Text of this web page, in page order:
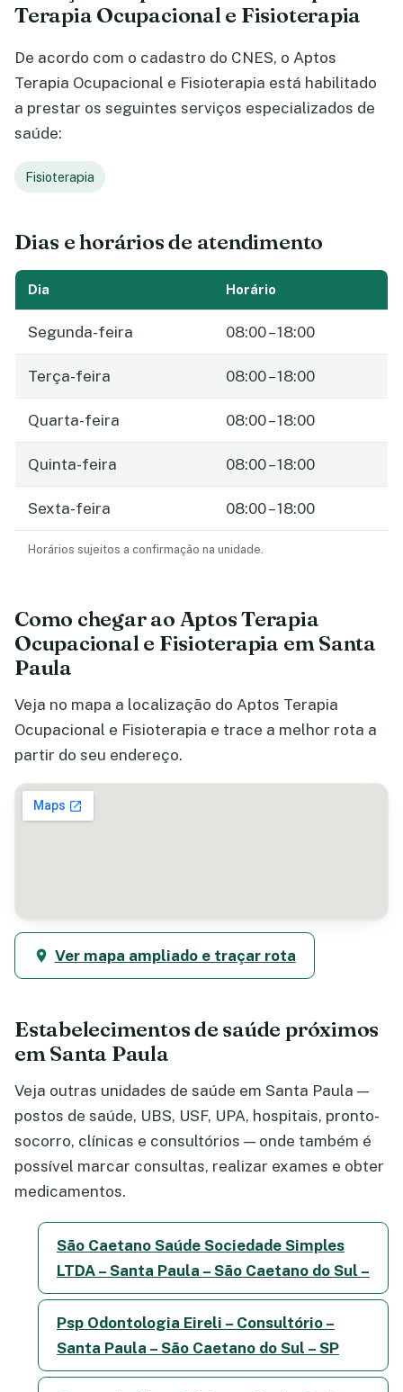
Terapia Ocupacional e Fisioterapia
De acordo com o cadastro do CNES, o Aptos
Terapia Ocupacional e Fisioterapia está habilitado
a prestar os seguintes serviços especializados de
saúde:
Fisioterapia
Dias e horários de atendimento
Dia Horário
Segunda-feira 08:00 – 18:00
Terça-feira 08:00 – 18:00
Quarta-feira 08:00 – 18:00
Quinta-feira 08:00 – 18:00
Sexta-feira 08:00 – 18:00
Horários sujeitos a confirmação na unidade.
Como chegar ao Aptos Terapia
Ocupacional e Fisioterapia em Santa
Paula
Veja no mapa a localização do Aptos Terapia
Ocupacional e Fisioterapia e trace a melhor rota a
partir do seu endereço.
Ver mapa ampliado e traçar rota
Estabelecimentos de saúde próximos
em Santa Paula
Veja outras unidades de saúde em Santa Paula —
postos de saúde, UBS, USF, UPA, hospitais, pronto-
socorro, clínicas e consultórios — onde também é
possível marcar consultas, realizar exames e obter
medicamentos.
São Caetano Saúde Sociedade Simples
LTDA – Santa Paula – São Caetano do Sul –
Psp Odontologia Eireli – Consultório –
Santa Paula – São Caetano do Sul – SP